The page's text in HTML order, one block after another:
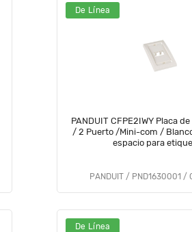
De Línea
PANDUIT CFPE2IWY Placa
/ 2 Puerto /Mini-com /
espacio para
PANDUIT / PND1630001 /
De Línea